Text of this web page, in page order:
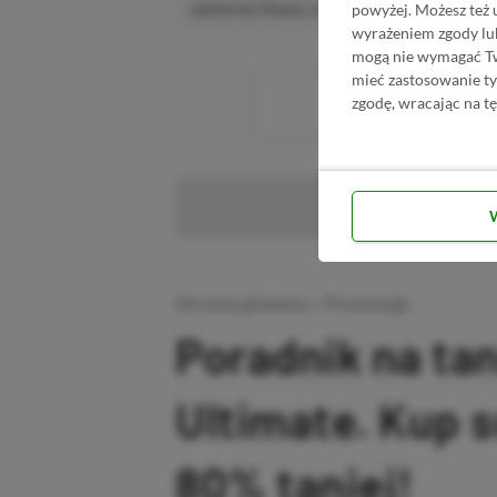
powyżej. Możesz
wyrażeniem zgody
mogą nie wymagać
mieć zastosowanie
zgodę, wracając na
platformie Disqus, to i tak zalecamy jego
Poradnik na
Ultimate. Kup
80% taniej!